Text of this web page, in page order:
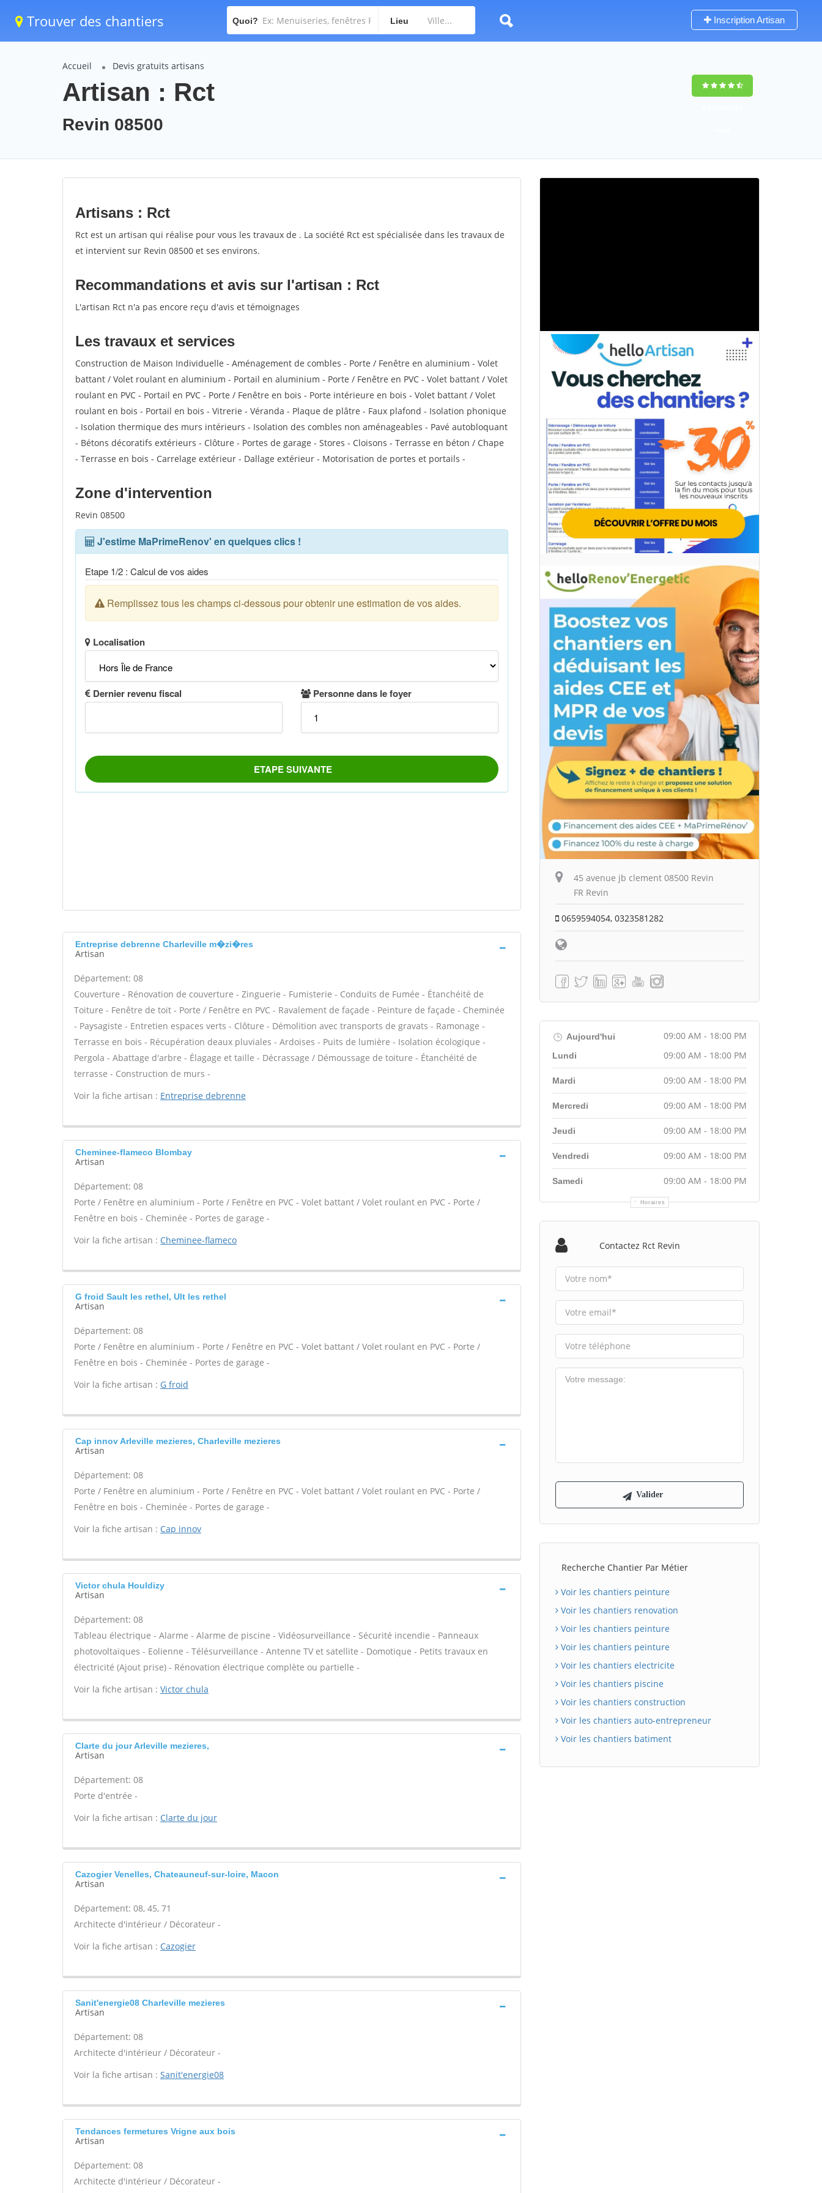
Trouver des chantiers Quoi? Lieu Inscription Artisan
Accueil Devis gratuits artisans
Artisan : Rct
Revin 08500
Artisans : Rct
Rct est un artisan qui réalise pour vous les travaux de . La société Rct est spécialisée dans les travaux de
et intervient sur Revin 08500 et ses environs.
Recommandations et avis sur l'artisan : Rct
L'artisan Rct n'a pas encore reçu d'avis et témoignages
Les travaux et services
Construction de Maison Individuelle - Aménagement de combles - Porte / Fenêtre en aluminium - Volet
battant / Volet roulant en aluminium - Portail en aluminium - Porte / Fenêtre en PVC - Volet battant / Volet
roulant en PVC - Portail en PVC - Porte / Fenêtre en bois - Porte intérieure en bois - Volet battant / Volet
roulant en bois - Portail en bois - Vitrerie - Véranda - Plaque de plâtre - Faux plafond - Isolation phonique
- Isolation thermique des murs intérieurs - Isolation des combles non aménageables - Pavé autobloquant
- Bétons décoratifs extérieurs - Clôture - Portes de garage - Stores - Cloisons - Terrasse en béton / Chape
- Terrasse en bois - Carrelage extérieur - Dallage extérieur - Motorisation de portes et portails -
Zone d'intervention
Revin 08500
Entreprise debrenne Charleville m�zi�res
Artisan
Département: 08
Couverture - Rénovation de couverture - Zinguerie - Fumisterie - Conduits de Fumée - Étanchéité de
Toiture - Fenêtre de toit - Porte / Fenêtre en PVC - Ravalement de façade - Peinture de façade - Cheminée
- Paysagiste - Entretien espaces verts - Clôture - Démolition avec transports de gravats - Ramonage -
Terrasse en bois - Récupération deaux pluviales - Ardoises - Puits de lumière - Isolation écologique -
Pergola - Abattage d'arbre - Élagage et taille - Décrassage / Démoussage de toiture - Étanchéité de
terrasse - Construction de murs -
Voir la fiche artisan : Entreprise debrenne
Cheminee-flameco Blombay
Artisan
Département: 08
Porte / Fenêtre en aluminium - Porte / Fenêtre en PVC - Volet battant / Volet roulant en PVC - Porte /
Fenêtre en bois - Cheminée - Portes de garage -
Voir la fiche artisan : Cheminee-flameco
G froid Sault les rethel, Ult les rethel
Artisan
Département: 08
Porte / Fenêtre en aluminium - Porte / Fenêtre en PVC - Volet battant / Volet roulant en PVC - Porte /
Fenêtre en bois - Cheminée - Portes de garage -
Voir la fiche artisan : G froid
Cap innov Arleville mezieres, Charleville mezieres
Artisan
Département: 08
Porte / Fenêtre en aluminium - Porte / Fenêtre en PVC - Volet battant / Volet roulant en PVC - Porte /
Fenêtre en bois - Cheminée - Portes de garage -
Voir la fiche artisan : Cap innov
Victor chula Houldizy
Artisan
Département: 08
Tableau électrique - Alarme - Alarme de piscine - Vidéosurveillance - Sécurité incendie - Panneaux
photovoltaïques - Eolienne - Télésurveillance - Antenne TV et satellite - Domotique - Petits travaux en
électricité (Ajout prise) - Rénovation électrique complète ou partielle -
Voir la fiche artisan : Victor chula
Clarte du jour Arleville mezieres,
Artisan
Département: 08
Porte d'entrée -
Voir la fiche artisan : Clarte du jour
Cazogier Venelles, Chateauneuf-sur-loire, Macon
Artisan
Département: 08, 45, 71
Architecte d'intérieur / Décorateur -
Voir la fiche artisan : Cazogier
Sanit'energie08 Charleville mezieres
Artisan
Département: 08
Architecte d'intérieur / Décorateur -
Voir la fiche artisan : Sanit'energie08
Tendances fermetures Vrigne aux bois
Artisan
Département: 08
Architecte d'intérieur / Décorateur -
45 avenue jb clement 08500 Revin
FR Revin
0659594054, 0323581282
Aujourd'hui 09:00 AM - 18:00 PM
Horaires
Lundi 09:00 AM - 18:00 PM
Mardi 09:00 AM - 18:00 PM
Mercredi 09:00 AM - 18:00 PM
Jeudi 09:00 AM - 18:00 PM
Vendredi 09:00 AM - 18:00 PM
Samedi 09:00 AM - 18:00 PM
Contactez Rct Revin
Recherche Chantier Par Métier
Voir les chantiers peinture
Voir les chantiers renovation
Voir les chantiers peinture
Voir les chantiers peinture
Voir les chantiers electricite
Voir les chantiers piscine
Voir les chantiers construction
Voir les chantiers auto-entrepreneur
Voir les chantiers batiment